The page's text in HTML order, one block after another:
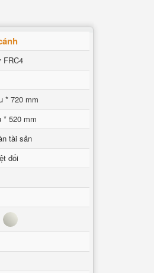
FRC4
* 720 mm
* 520 mm
tài sản
đối
Trắng